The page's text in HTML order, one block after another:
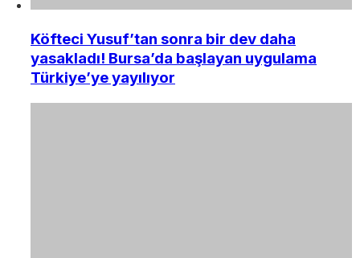
Köfteci Yusuf’tan sonra bir dev daha
yasakladı! Bursa’da başlayan uygulama
Türkiye’ye yayılıyor